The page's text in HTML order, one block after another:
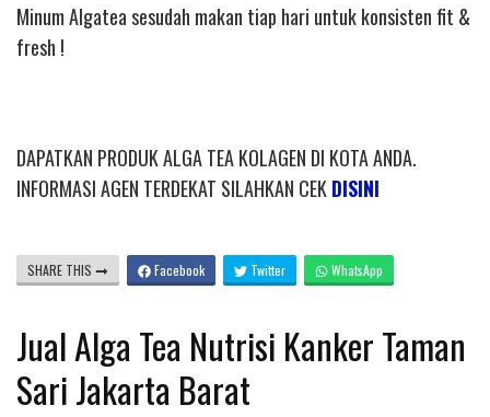
Minum Algatea sesudah makan tiap hari untuk konsisten fit &
fresh !
DAPATKAN PRODUK ALGA TEA KOLAGEN DI KOTA ANDA.
INFORMASI AGEN TERDEKAT SILAHKAN CEK DISINI
SHARE THIS Facebook Twitter WhatsApp
Jual Alga Tea Nutrisi Kanker Taman
Sari Jakarta Barat